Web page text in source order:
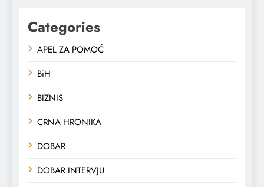
Categories
APEL ZA POMOĆ
BiH
BIZNIS
CRNA HRONIKA
DOBAR
DOBAR INTERVJU